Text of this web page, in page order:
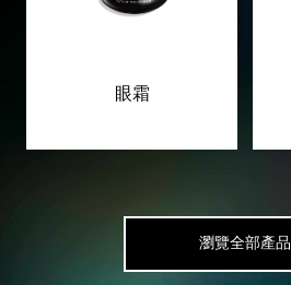
眼霜
瀏覽全部產品